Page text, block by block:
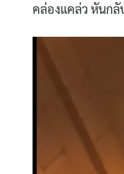
คล่องแคล่ว หันกลั